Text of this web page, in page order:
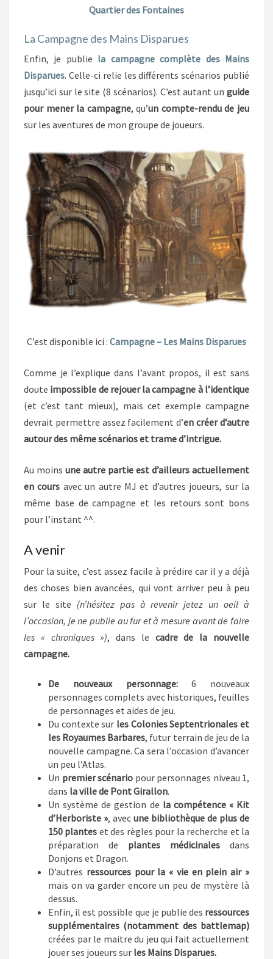
Quartier des Fontaines
La Campagne des Mains Disparues
Enfin, je publie la campagne complète des Mains
Disparues. Celle-ci relie les différents scénarios publié
jusqu’ici sur le site (8 scénarios). C’est autant un guide
pour mener la campagne, qu’un compte-rendu de jeu
sur les aventures de mon groupe de joueurs.
C’est disponible ici : Campagne – Les Mains Disparues
Comme je l’explique dans l’avant propos, il est sans
doute impossible de rejouer la campagne à l’identique
(et c’est tant mieux), mais cet exemple campagne
devrait permettre assez facilement d’en créer d’autre
autour des même scénarios et trame d’intrigue.
Au moins une autre partie est d’ailleurs actuellement
en cours avec un autre MJ et d’autres joueurs, sur la
même base de campagne et les retours sont bons
pour l’instant ^^.
A venir
Pour la suite, c’est assez facile à prédire car il y a déjà
des choses bien avancées, qui vont arriver peu à peu
sur le site (n’hésitez pas à revenir jetez un oeil à
l’occasion, je ne publie au fur et à mesure avant de faire
les « chroniques »), dans le cadre de la nouvelle
campagne.
De nouveaux personnage:6 nouveaux
personnages complets avec historiques, feuilles
de personnages et aides de jeu.
Du contexte sur les Colonies Septentrionales et
les Royaumes Barbares, futur terrain de jeu de la
nouvelle campagne. Ca sera l’occasion d’avancer
un peu l’Atlas.
Un premier scénario pour personnages niveau 1,
dans la ville de Pont Girallon.
Un système de gestion de la compétence « Kit
d’Herboriste », avec une bibliothèque de plus de
150 plantes et des règles pour la recherche et la
préparation de plantes médicinales dans
Donjons et Dragon.
D’autres ressources pour la « vie en plein air »
mais on va garder encore un peu de mystère là
dessus.
Enfin, il est possible que je publie des ressources
supplémentaires (notamment des battlemap)
créées par le maitre du jeu qui fait actuellement
jouer ses joueurs sur les Mains Disparues.